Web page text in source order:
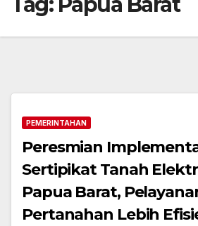
PEMERINTAHAN
Peresmian
Sertipikat Tanah
Papua Barat,
Pertanahan Lebih